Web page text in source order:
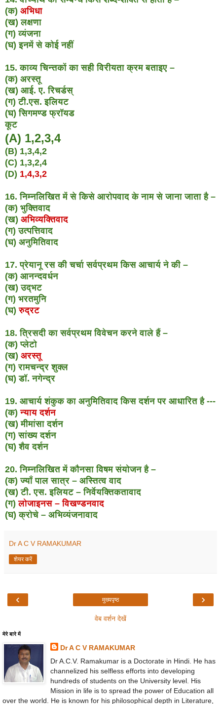
(क) अभिधा
(ख) लक्षणा
(ग) व्यंजना
(घ) इनमें से कोई नहीं
15. काव्य चिन्तकों का सही विरीयता क्रम बताइए –
(क) अरस्तू
(ख) आई. ए. रिचर्डस्
(ग) टी.एस. इलियट
(घ) सिगमण्ड फ्रॉयड
कूट
(A) 1,2,3,4
(B) 1,3,4,2
(C) 1,3,2,4
(D) 1,4,3,2
16. निम्नलिखित में से किसे आरोपवाद के नाम से जाना जाता है –
(क) भुक्तिवाद
(ख) अभिव्यक्तिवाद
(ग) उत्पत्तिवाद
(घ) अनुमितिवाद
17. प्रेयानू रस की चर्चा सर्वप्रथम किस आचार्य ने की –
(क) आनन्दवर्धन
(ख) उद्भट
(ग) भरतमुनि
(घ)रुद्रट
18. त्रिसदी का सर्वप्रथम विवेचन करने वाले हैं –
(क) प्लेटो
(ख) अरस्तू
(ग) रामचन्द्र शुक्ल
(घ) डॉ. नगेन्द्र
19. आचार्य शंकुक का अनुमितिवाद किस दर्शन पर आधारित है ---
(क)न्याय दर्शन
(ख) मीमांसा दर्शन
(ग) सांख्य दर्शन
(घ) शैव दर्शन
20. निम्नलिखित में कौनसा विषम संयोजन है –
(क) ज्याँ पाल सात्र – अस्तित्व वाद
(ख) टी. एस. इलियट – निर्वेयक्तिकतावाद
(ग)लोजाइनस – विखण्डनवाद
(घ) क्रोचे – अभिव्यंजनावाद
Dr A C V RAMAKUMAR
शेयर करें
‹ ›
मुख्यपृष्ठ
वेब वर्शन देखें
मेरे बारे में
Dr A C V RAMAKUMAR
Dr A.C.V. Ramakumar is a Doctorate in Hindi. He has
channelized his selfless efforts into developing
hundreds of students on the University level. His
Mission in life is to spread the power of Education all
over the world. He is known for his philosophical depth in Literature,